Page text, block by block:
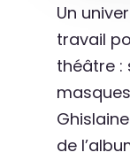
Un
travail
théâtre :
de